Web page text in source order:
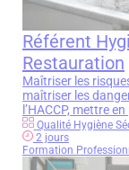
Référent
Restauration
Maîtriser les
maîtriser les
l’HACCP, mettre
Qualité Hygiène
2 jours
Formation